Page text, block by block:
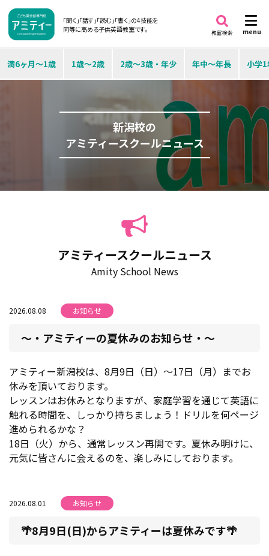
「聞く」「話す」「読む」「書く」の4技能を
同等に高める子供英語教室です。
menu
教室検索
満6ヶ月～1歳 1歳～2歳 2歳～3歳・年少 年中～年長 小学
新潟校の
アミティースクールニュース
アミティースクールニュース
Amity School News
2026.08.08 お知らせ
～・アミティーの夏休みのお知らせ・～
アミティー新潟校は、8月9日（日）～17日（月）までお
休みを頂いております。
レッスンはお休みとなりますが、家庭学習を通じて英語に
触れる時間を、しっかり持ちましょう！ドリルを何ページ
進められるかな？
18日（火）から、通常レッスン再開です。夏休み明けに、
元気に皆さんに会えるのを、楽しみにしております。
2026.08.01 お知らせ
🌴8月9日(日)からアミティーは夏休みです🌴